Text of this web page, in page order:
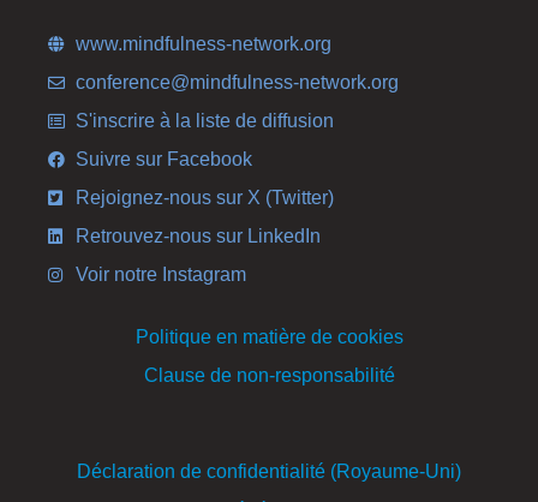
www.mindfulness-network.org
conference@mindfulness-network.org
S'inscrire à la liste de diffusion
Suivre sur Facebook
Rejoignez-nous sur X (Twitter)
Retrouvez-nous sur LinkedIn
Voir notre Instagram
Politique en matière de cookies
Clause de non-responsabilité
Déclaration de confidentialité (Royaume-Uni)